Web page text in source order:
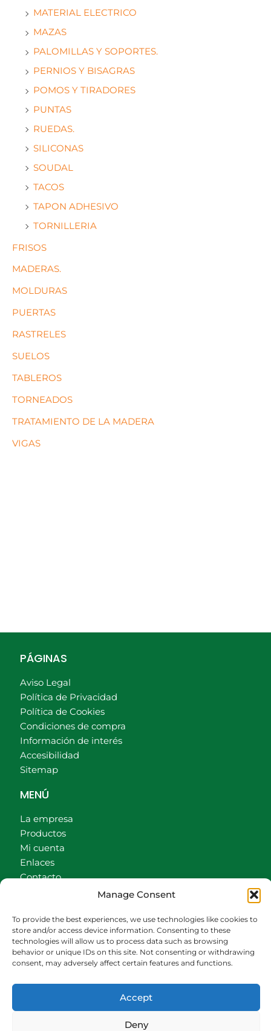
Manage Consent
To provide the best experiences, we use technologies like cookies to
store and/or access device information. Consenting to these
technologies will allow us to process data such as browsing
behavior or unique IDs on this site. Not consenting or withdrawing
consent, may adversely affect certain features and functions.
Accept
Deny
MATERIAL ELECTRICO
MAZAS
PALOMILLAS Y SOPORTES.
PERNIOS Y BISAGRAS
POMOS Y TIRADORES
PUNTAS
RUEDAS.
SILICONAS
SOUDAL
TACOS
TAPON ADHESIVO
TORNILLERIA
FRISOS
MADERAS.
MOLDURAS
PUERTAS
RASTRELES
SUELOS
TABLEROS
TORNEADOS
TRATAMIENTO DE LA MADERA
VIGAS
PÁGINAS
Aviso Legal
Política de Privacidad
Política de Cookies
Condiciones de compra
Información de interés
Accesibilidad
Sitemap
MENÚ
La empresa
Productos
Mi cuenta
Enlaces
Contacto
CONTACTO
942540013
696426646
609472979
comercial@bediaycabarga.com
Fdez. Hontoria 20. Astillero. 39610 Cantabria
De lunes a viernes de 8:30 a 13:00 y de 15:00 a